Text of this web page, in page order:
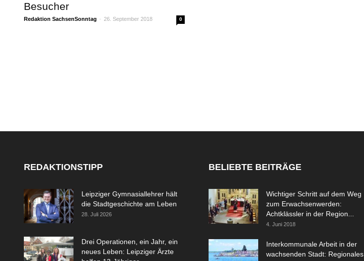
Besucher
Redaktion SachsenSonntag - 26. September 2018 0
REDAKTIONSTIPP
Leipziger Gymnasiallehrer hält
die Stadtgeschichte am Leben
28. Juli 2026
Drei Operationen, ein Jahr, ein
neues Leben: Leipziger Ärzte
BELIEBTE BEITRÄGE
Wichtiger Schritt auf dem Weg
zum Erwachsenwerden:
Achtklässler in der Region...
4. Juni 2018
Interkommunale Arbeit in der
wachsenden Stadt: Regionales